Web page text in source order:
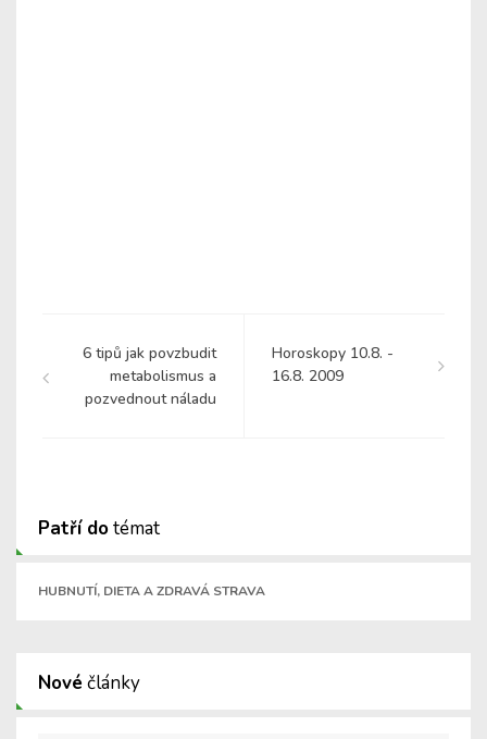
6 tipů jak povzbudit
metabolismus a
pozvednout náladu
Horoskopy 10.8. -
16.8. 2009
Patří dotémat
HUBNUTÍ, DIETA A ZDRAVÁ STRAVA
Nové články